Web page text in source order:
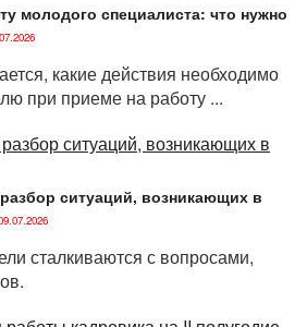
молодого специалиста: что нужно
какие действия необходимо
при приеме на работу ...
ситуаций, возникающих в
сталкиваются с вопросами,